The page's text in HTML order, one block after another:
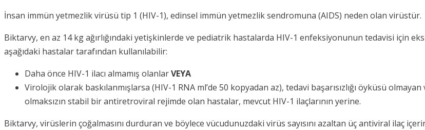
İnsan immün yetmezlik virüsü tip 1 (HIV-1), edinsel immün yetmezlik sendromuna (AIDS) neden olan virüstür.
Biktarvy, en az 14 kg ağırlığındaki yetişkinlerde ve pediatrik hastalarda HIV-1 enfeksiyonunun tedavisi için
aşağıdaki hastalar tarafından kullanılabilir:
Daha önce HIV-1 ilacı almamış olanlarVEYA
Virolojik olarak baskılanmışlarsa (HIV-1 RNA ml’de 50 kopyadan az), tedavi başarısızlığı öyküsü
olmaksızın stabil bir antiretroviral rejimde olan hastalar, mevcut HIV-1 ilaçlarının yerine.
Biktarvy, virüslerin çoğalmasını durduran ve böylece vücudunuzdaki virüs sayısını azaltan üç antiviral ilaç